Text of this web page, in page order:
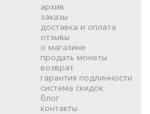
архив
заказы
доставка и оплата
отзывы
о магазине
продать монеты
возврат
гарантия подлинности
система скидок
блог
контакты